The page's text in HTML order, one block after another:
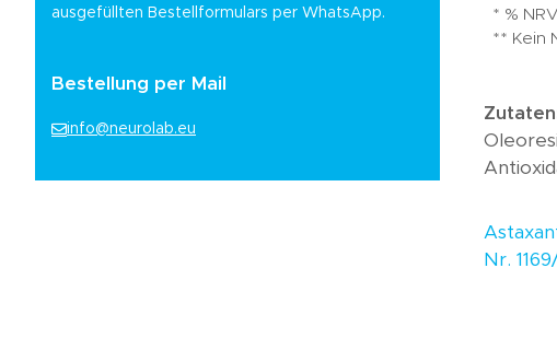
ausgefüllten Bestellformulars per WhatsApp.
Bestellung per Mail
info@neurolab.eu
* %
** Kein
Nr.